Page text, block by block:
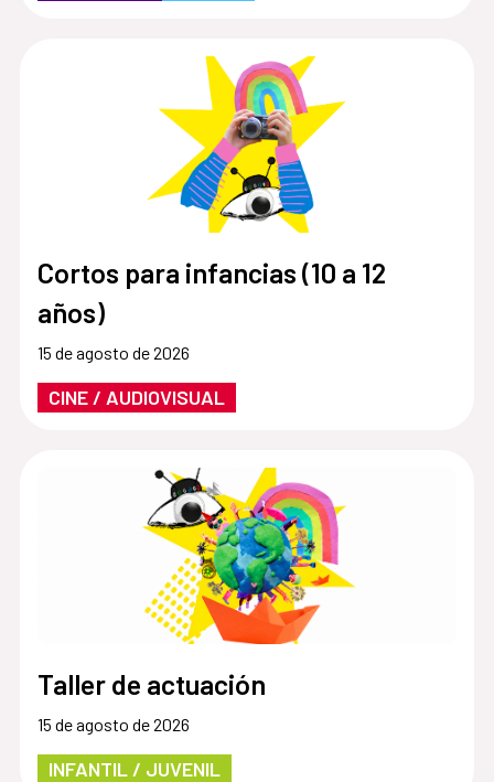
Cortos para infancias (10 a 12
años)
15 de agosto de 2026
CINE / AUDIOVISUAL
Taller de actuación
15 de agosto de 2026
INFANTIL / JUVENIL